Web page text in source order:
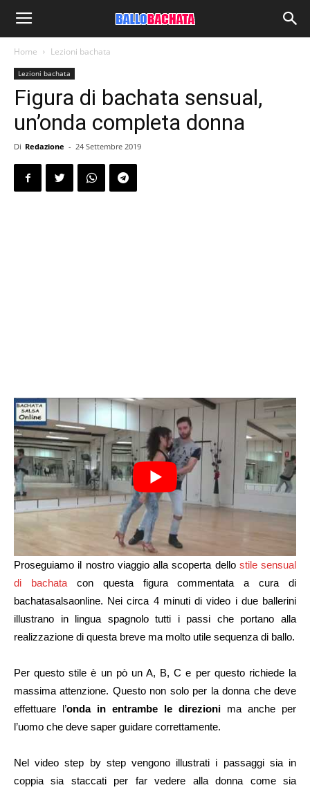
Home Lezioni bachata
Lezioni bachata
Figura di bachata sensual,
un’onda completa donna
Di Redazione - 24 Settembre 2019
Proseguiamo il nostro viaggio alla scoperta dello stile sensual
di bachatacon questa figura commentata a cura di
bachatasalsaonline. Nei circa 4 minuti di video i due ballerini
illustrano in lingua spagnolo tutti i passi che portano alla
realizzazione di questa breve ma molto utile sequenza di ballo.
Per questo stile è un pò un A, B, C e per questo richiede la
massima attenzione. Questo non solo per la donna che deve
effettuare l’onda in entrambe le direzioni ma anche per
l’uomo che deve saper guidare correttamente.
Nel video step by step vengono illustrati i passaggi sia in
coppia sia staccati per far vedere alla donna come sia